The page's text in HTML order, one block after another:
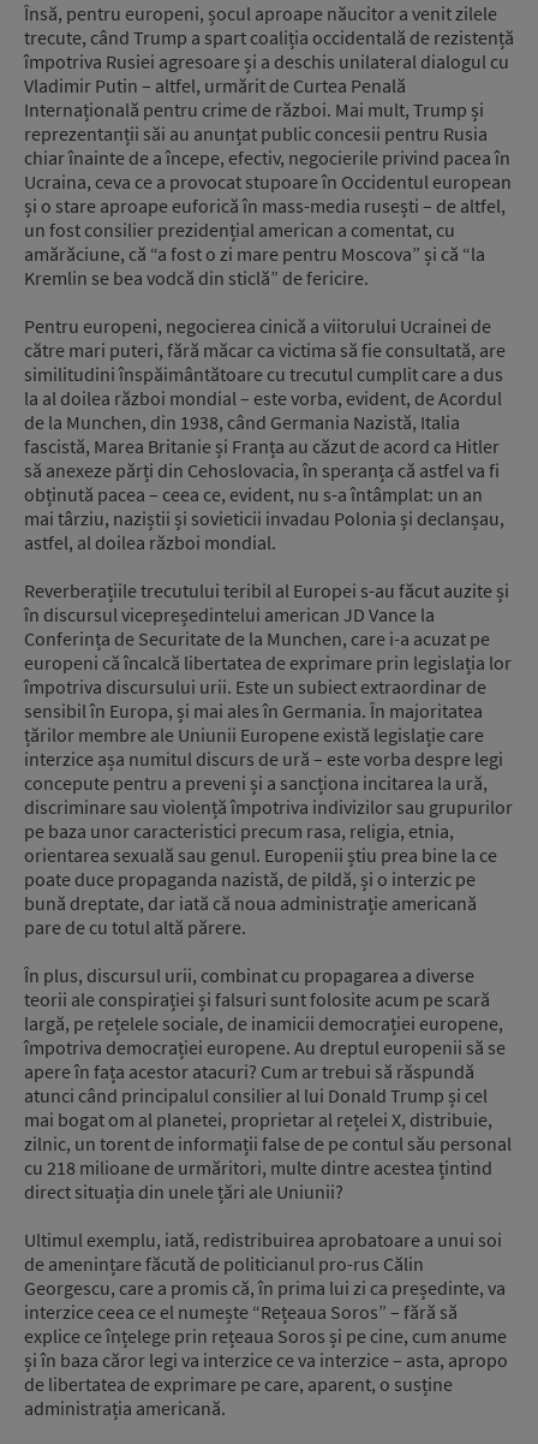
Însă, pentru europeni, șocul aproape năucitor a venit zilele
trecute, când Trump a spart coaliția occidentală de rezistență
împotriva Rusiei agresoare și a deschis unilateral dialogul cu
Vladimir Putin – altfel, urmărit de Curtea Penală
Internațională pentru crime de război. Mai mult, Trump și
reprezentanții săi au anunțat public concesii pentru Rusia
chiar înainte de a începe, efectiv, negocierile privind pacea în
Ucraina, ceva ce a provocat stupoare în Occidentul european
și o stare aproape euforică în mass-media rusești – de altfel,
un fost consilier prezidențial american a comentat, cu
amărăciune, că “a fost o zi mare pentru Moscova” și că “la
Kremlin se bea vodcă din sticlă” de fericire.
Pentru europeni, negocierea cinică a viitorului Ucrainei de
către mari puteri, fără măcar ca victima să fie consultată, are
similitudini înspăimântătoare cu trecutul cumplit care a dus
la al doilea război mondial – este vorba, evident, de Acordul
de la Munchen, din 1938, când Germania Nazistă, Italia
fascistă, Marea Britanie și Franța au căzut de acord ca Hitler
să anexeze părți din Cehoslovacia, în speranța că astfel va fi
obținută pacea – ceea ce, evident, nu s-a întâmplat: un an
mai târziu, naziștii și sovieticii invadau Polonia și declanșau,
astfel, al doilea război mondial.
Reverberațiile trecutului teribil al Europei s-au făcut auzite și
în discursul vicepreședintelui american JD Vance la
Conferința de Securitate de la Munchen, care i-a acuzat pe
europeni că încalcă libertatea de exprimare prin legislația lor
împotriva discursului urii. Este un subiect extraordinar de
sensibil în Europa, și mai ales în Germania. În majoritatea
țărilor membre ale Uniunii Europene există legislație care
interzice așa numitul discurs de ură – este vorba despre legi
concepute pentru a preveni și a sancționa incitarea la ură,
discriminare sau violență împotriva indivizilor sau grupurilor
pe baza unor caracteristici precum rasa, religia, etnia,
orientarea sexuală sau genul. Europenii știu prea bine la ce
poate duce propaganda nazistă, de pildă, și o interzic pe
bună dreptate, dar iată că noua administrație americană
pare de cu totul altă părere.
În plus, discursul urii, combinat cu propagarea a diverse
teorii ale conspirației și falsuri sunt folosite acum pe scară
largă, pe rețelele sociale, de inamicii democrației europene,
împotriva democrației europene. Au dreptul europenii să se
apere în fața acestor atacuri? Cum ar trebui să răspundă
atunci când principalul consilier al lui Donald Trump și cel
mai bogat om al planetei, proprietar al rețelei X, distribuie,
zilnic, un torent de informații false de pe contul său personal
cu 218 milioane de urmăritori, multe dintre acestea țintind
direct situația din unele țări ale Uniunii?
Ultimul exemplu, iată, redistribuirea aprobatoare a unui soi
de amenințare făcută de politicianul pro-rus Călin
Georgescu, care a promis că, în prima lui zi ca președinte, va
interzice ceea ce el numește “Rețeaua Soros” – fără să
explice ce înțelege prin rețeaua Soros și pe cine, cum anume
și în baza căror legi va interzice ce va interzice – asta, apropo
de libertatea de exprimare pe care, aparent, o susține
administrația americană.